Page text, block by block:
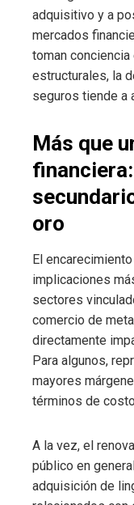
adquisitivo y a
mercados
toman
estructurales, la
seguros tiende a
Más que
oro
El
implicaciones
sectores
comercio de
directamente
Para algunos,
mayores
términos de
A la vez, el
público en
adquisición de